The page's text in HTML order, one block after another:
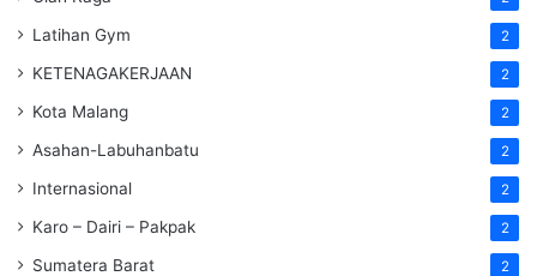
Latihan Gym 2
KETENAGAKERJAAN 2
Kota Malang 2
Asahan-Labuhanbatu 2
Internasional 2
Karo – Dairi – Pakpak 2
Sumatera Barat 2